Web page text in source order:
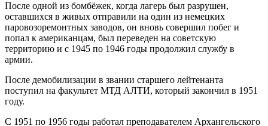
После одной из бомбёжек, когда лагерь был разрушен,
оставшихся в живых отправили на один из немецких
паровозоремонтных заводов, он вновь совершил побег и
попал к американцам, был переведен на советскую
территорию и с 1945 по 1946 годы продолжил службу в
армии.
После демобилизации в звании старшего лейтенанта
поступил на факультет МТД АЛТИ, который закончил в 1951
году.
С 1951 по 1956 годы работал преподавателем Архангельского